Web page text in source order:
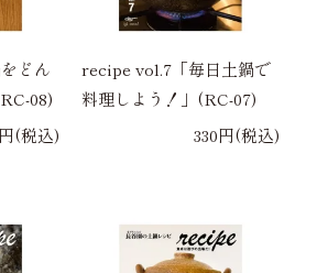
どん
08)
(税込)
recipe vol.7「毎日土鍋で
料理しよう！」(RC-07)
330円(税込)